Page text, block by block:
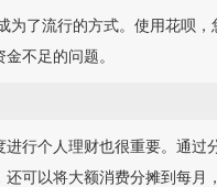
为了流行的方式。使用花呗
不足的问题。
行个人理财也很重要。通
可以将大额消费分摊到每月